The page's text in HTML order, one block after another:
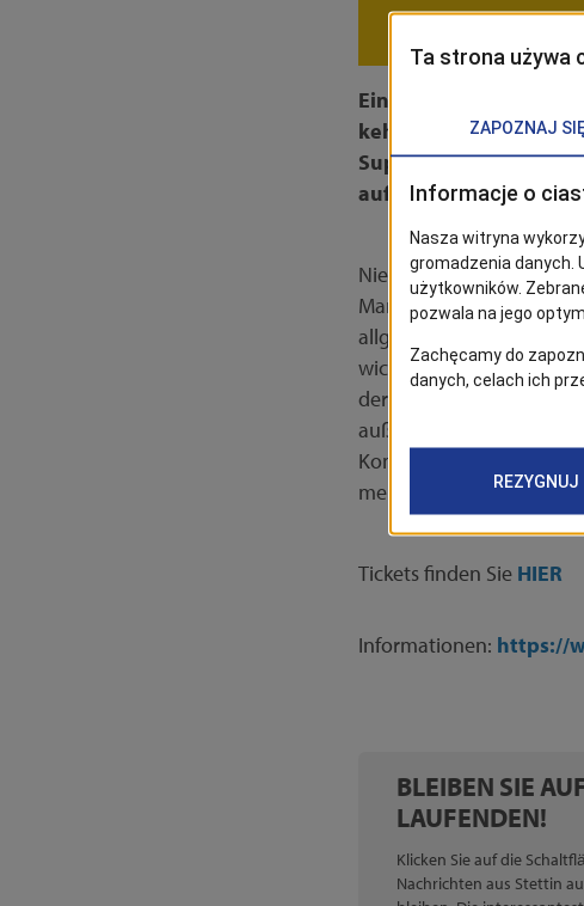
Einer der größten
kehrt nach Polen
Supergroup sowie
auftreten!
Niemand spielt
Markenzeichen
allgemein als Jazz
wichtigsten
der beispiellosen
außergewöhnlichen
Kompositionen und
melodischen Musik, die
Tickets finden Sie HIER
Informationen: https://
BLEIBEN SIE
LAUFENDEN!
Klicken Sie auf die
Nachrichten aus Stettin